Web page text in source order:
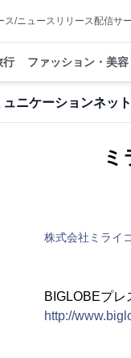
ス/ニュースリリース配信サ
行 ファッション・美容
ニケーションネッ
株式会社ミライ
BIGLOBEプレ
http://